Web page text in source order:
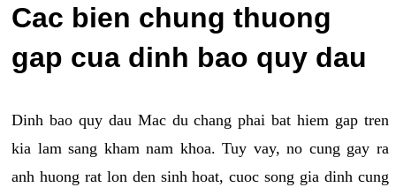
Cac bien chung thuong
gap cua dinh bao quy dau
Dinh bao quy dau Mac du chang phai bat hiem gap tren
kia lam sang kham nam khoa. Tuy vay, no cung gay ra
anh huong rat lon den sinh hoat, cuoc song gia dinh cung